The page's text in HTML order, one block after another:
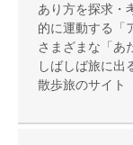
あり方を探求・
的に運動する「
さまざまな「あ
しばしば旅に出
散歩旅のサイト